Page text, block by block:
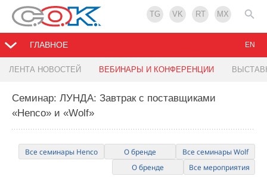
TG VK RT MX
ГЛАВНОЕ
ЛЕНТА НОВОСТЕЙ ВЕБИНАРЫ И КОНФЕРЕНЦИИ
EN
Семинар: ЛУНДА: Завтрак с поставщиками
«Henco» и «Wolf»
Все семинары Henco О бренде
Все семинары Wolf
О бренде
Все мероприятия